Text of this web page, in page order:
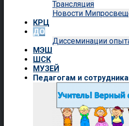
Трансляция
Новости
КРЦ
ДО
Диссеминации
МЭШ
ШСК
МУЗЕЙ
Педагогам и